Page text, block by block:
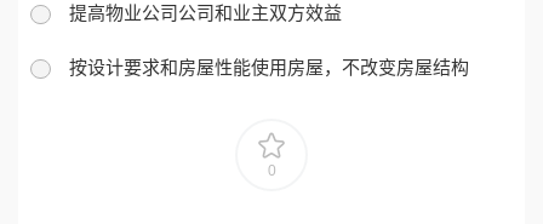
提高物业公司公司和业主双方效益
按设计要求和房屋性能使用房屋，不改变房屋结构
0